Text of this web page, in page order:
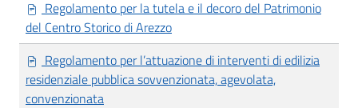
Regolamento per la tutela e il decoro del Patrimonio
del Centro Storico di Arezzo
Regolamento per l’attuazione di interventi di edilizia
residenziale pubblica sovvenzionata, agevolata,
convenzionata